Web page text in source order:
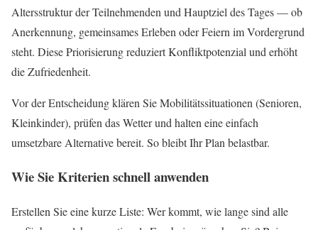
Altersstruktur der Teilnehmenden und Hauptziel des Tages — ob
Anerkennung, gemeinsames Erleben oder Feiern im Vordergrund
steht. Diese Priorisierung reduziert Konfliktpotenzial und erhöht
die Zufriedenheit.
Vor der Entscheidung klären Sie Mobilitätssituationen (Senioren,
Kleinkinder), prüfen das Wetter und halten eine einfach
umsetzbare Alternative bereit. So bleibt Ihr Plan belastbar.
Wie Sie Kriterien schnell anwenden
Erstellen Sie eine kurze Liste: Wer kommt, wie lange sind alle